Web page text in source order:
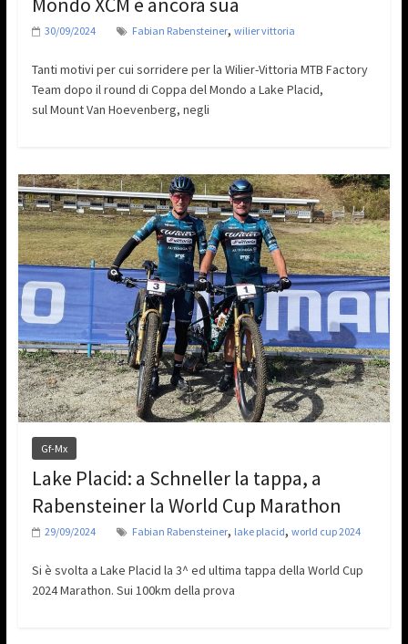
30/09/2024 Fabian Rabensteiner, wilier vittoria
Tanti motivi per cui sorridere per la Wilier-Vittoria MTB Factory
Team dopo il round di Coppa del Mondo a Lake Placid,
sul Mount Van Hoevenberg, negli
Gf-Mx
Lake Placid: a Schneller la tappa, a
Rabensteiner la World Cup Marathon
29/09/2024 Fabian Rabensteiner, lake placid, world cup 2024
Si è svolta a Lake Placid la 3^ ed ultima tappa della World Cup
2024 Marathon. Sui 100km della prova